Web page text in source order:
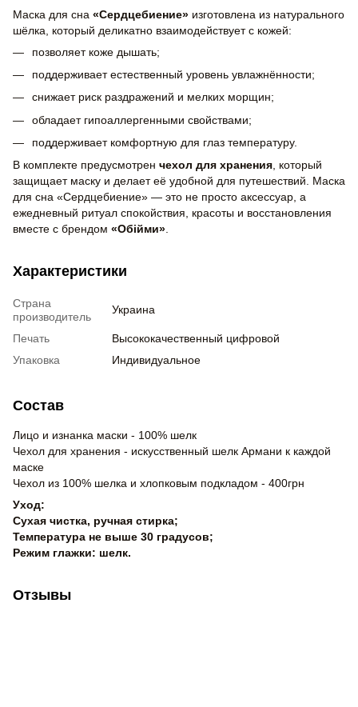
Маска для сна «Сердцебиение» изготовлена из натурального
шёлка, который деликатно взаимодействует с кожей:
позволяет коже дышать;
поддерживает естественный уровень увлажнённости;
снижает риск раздражений и мелких морщин;
обладает гипоаллергенными свойствами;
поддерживает комфортную для глаз температуру.
В комплекте предусмотрен чехол для хранения, который
защищает маску и делает её удобной для путешествий. Маска
для сна «Сердцебиение» — это не просто аксессуар, а
ежедневный ритуал спокойствия, красоты и восстановления
вместе с брендом «Обійми».
Характеристики
Страна
производитель
Украина
Печать
Высококачественный цифровой
Упаковка
Индивидуальное
Состав
Лицо и изнанка маски - 100% шелк
Чехол для хранения - искусственный шелк Армани к каждой
маске
Чехол из 100% шелка и хлопковым подкладом - 400грн
Уход:
Сухая чистка, ручная стирка;
Температура не выше 30 градусов;
Режим глажки: шелк.
Отзывы